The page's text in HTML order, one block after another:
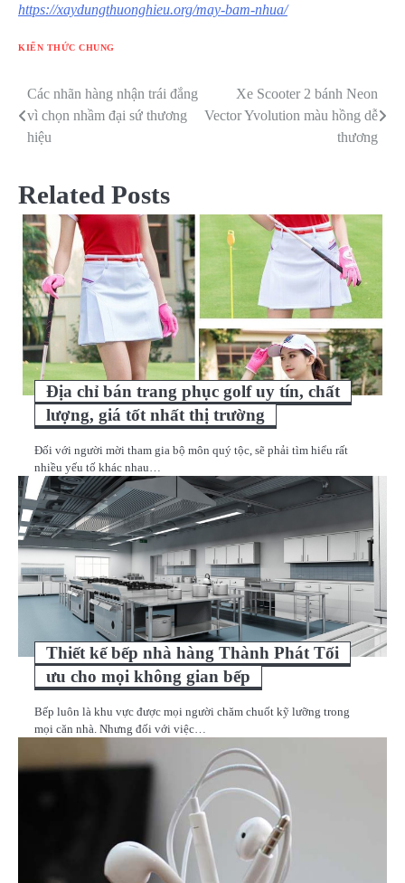
https://xaydungthuonghieu.org/may-bam-nhua/
KIẾN THỨC CHUNG
Điều
hướng
viết
Các nhãn hàng nhận trái đắng
vì chọn nhầm đại sứ thương
hiệu
Xe Scooter 2 bánh Neon
Vector Yvolution màu hồng dễ
thương
Related Posts
Địa chỉ bán trang phục golf uy tín, chất
lượng, giá tốt nhất thị trường
Đối với người mời tham gia bộ môn quý tộc, sẽ phải tìm hiểu rất
nhiều yếu tố khác nhau…
Thiết kế bếp nhà hàng Thành Phát Tối
ưu cho mọi không gian bếp
Bếp luôn là khu vực được mọi người chăm chuốt kỹ lưỡng trong
mọi căn nhà. Nhưng đối với việc…